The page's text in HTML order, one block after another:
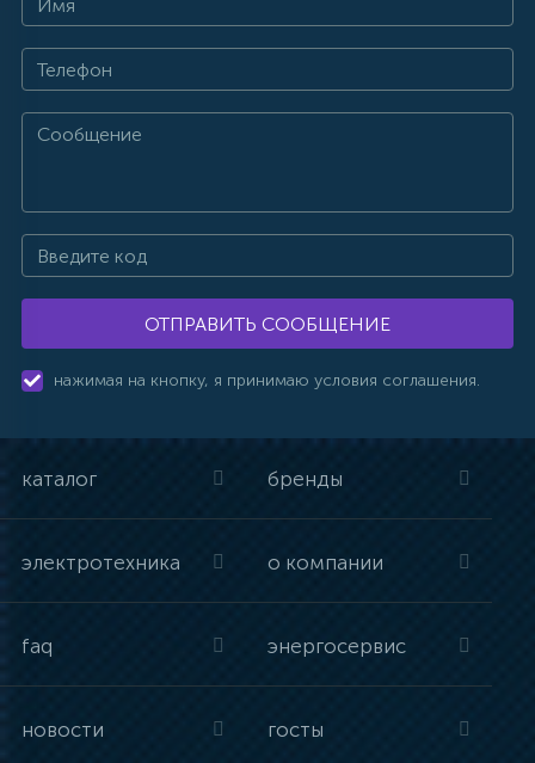
ОТПРАВИТЬ СООБЩЕНИЕ
нажимая на кнопку, я принимаю условия соглашения.
каталог бренды
электротехника о компании
faq энергосервис
новости госты